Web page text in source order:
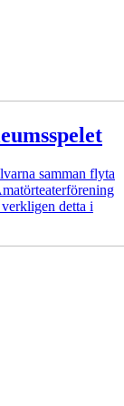
samman flyta
detta i